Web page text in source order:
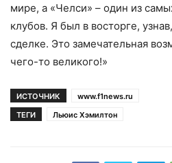
мире, а «Челси» – один из
клубов. Я был в восторге,
сделке. Это замечательная
чего-то великого!»
ИСТОЧНИК
www.f1news.ru
ТЕГИ
Льюис Хэмилтон